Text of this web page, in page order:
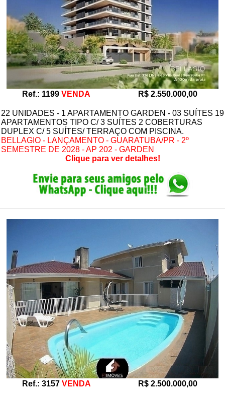
Ref.: 1199 VENDA R$ 2.550.000,00
22 UNIDADES - 1 APARTAMENTO GARDEN - 03 SUÍTES 19
APARTAMENTOS TIPO C/ 3 SUÍTES 2 COBERTURAS
DUPLEX C/ 5 SUÍTES/ TERRAÇO COM PISCINA.
BELLAGIO - LANÇAMENTO - GUARATUBA/PR - 2º
SEMESTRE DE 2028 - AP 202 - GARDEN
Clique para ver detalhes!
Ref.: 3157 VENDA R$ 2.500.000,00